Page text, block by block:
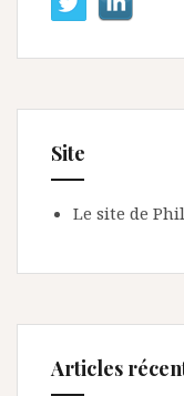
Site
Le site de
Articles